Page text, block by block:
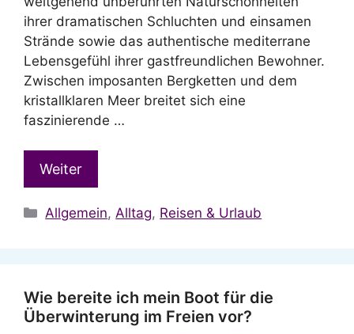
ihrer dramatischen Schluchten und einsamen
Strände sowie das authentische mediterrane
Lebensgefühl ihrer gastfreundlichen Bewohner.
Zwischen imposanten Bergketten und dem
kristallklaren Meer breitet sich eine
faszinierende …
Weiter
Kategorien
Allgemein,Alltag, Reisen & Urlaub
Wie bereite ich mein Boot für die
Überwinterung im Freien vor?